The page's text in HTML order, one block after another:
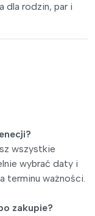
dla rodzin, par i
wszystkie
wybrać daty i
terminu ważności.
zakupie?